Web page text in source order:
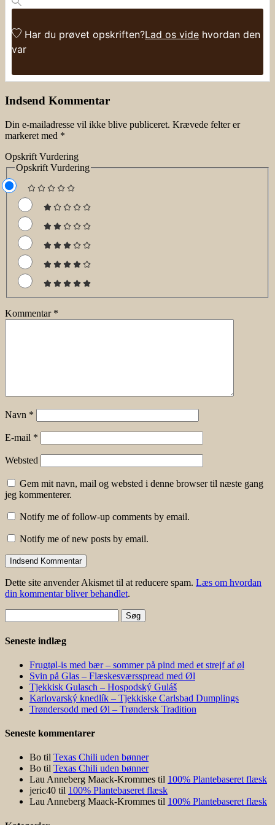
Har du prøvet opskriften?Lad os vide hvordan den
var
Indsend Kommentar
Din e-mailadresse vil ikke blive publiceret. Krævede felter er
markeret med *
Opskrift Vurdering
Opskrift Vurdering
Kommentar *
Navn *
E-mail *
Websted
Gem mit navn, mail og websted i denne browser til næste gang
jeg kommenterer.
Notify me of follow-up comments by email.
Notify me of new posts by email.
Dette site anvender Akismet til at reducere spam. Læs om hvordan
din kommentar bliver behandlet.
efter:
Seneste indlæg
Frugtøl-is med bær – sommer på pind med et strejf af øl
Svin på Glas – Flæskesværsspread med Øl
Tjekkisk Gulasch – Hospodský Guláš
Karlovarský knedlík – Tjekkiske Carlsbad Dumplings
Trøndersodd med Øl – Trøndersk Tradition
Seneste kommentarer
Bo til Texas Chili uden bønner
Bo til Texas Chili uden bønner
Lau Anneberg Maack-Krommes til 100% Plantebaseret flæsk
jeric40 til 100% Plantebaseret flæsk
Lau Anneberg Maack-Krommes til 100% Plantebaseret flæsk